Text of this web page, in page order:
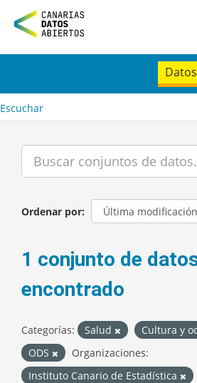
n
t
Datos
Escuchar
Ordenar por
1 conjunto de
encontrado
Categorías: Salud Cultura y
ODS
Organizaciones:
Instituto Canario de Estadística